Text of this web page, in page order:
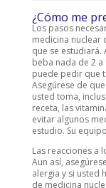
¿Cómo me
Los pasos
medicina nuclear
que se estudiará.
beba nada de 2 a
puede pedir que
Asegúrese de
usted toma,
receta, las
evitar algunos
estudio. Su
Las reacciones a
Aun así,
alergia y si usted
de medicina